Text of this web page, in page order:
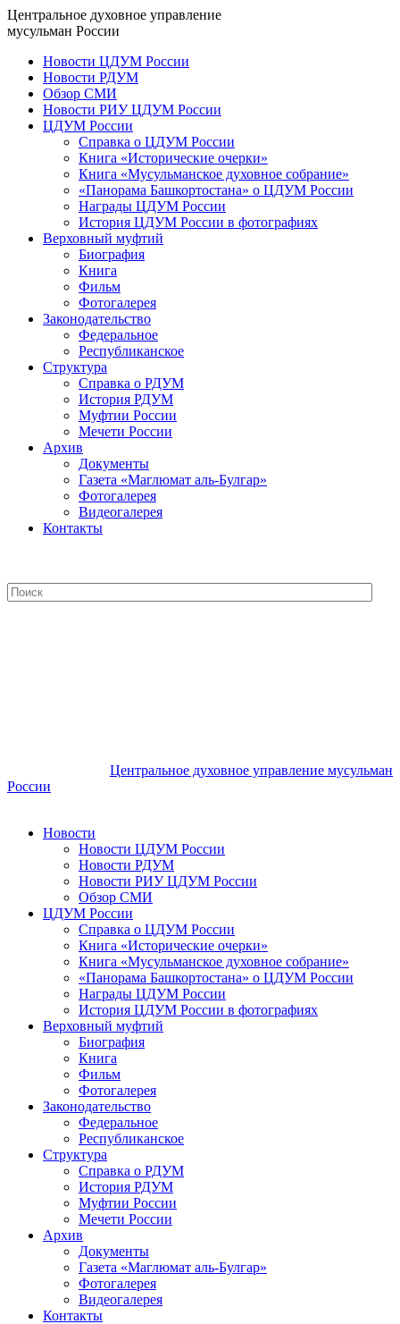
Центральное духовное управление
мусульман России
Новости ЦДУМ России
Новости РДУМ
Обзор СМИ
Новости РИУ ЦДУМ России
ЦДУМ России
Справка о ЦДУМ России
Книга «Исторические очерки»
Книга «Мусульманское духовное собрание»
«Панорама Башкортостана» о ЦДУМ России
Награды ЦДУМ России
История ЦДУМ России в фотографиях
Верховный муфтий
Биография
Книга
Фильм
Фотогалерея
Законодательство
Федеральное
Республиканское
Структура
Справка о РДУМ
История РДУМ
Муфтии России
Мечети России
Архив
Документы
Газета «Маглюмат аль-Булгар»
Фотогалерея
Видеогалерея
Контакты
Центральное духовное управление мусульман
России
Новости
Новости ЦДУМ России
Новости РДУМ
Новости РИУ ЦДУМ России
Обзор СМИ
ЦДУМ России
Справка о ЦДУМ России
Книга «Исторические очерки»
Книга «Мусульманское духовное собрание»
«Панорама Башкортостана» о ЦДУМ России
Награды ЦДУМ России
История ЦДУМ России в фотографиях
Верховный муфтий
Биография
Книга
Фильм
Фотогалерея
Законодательство
Федеральное
Республиканское
Структура
Справка о РДУМ
История РДУМ
Муфтии России
Мечети России
Архив
Документы
Газета «Маглюмат аль-Булгар»
Фотогалерея
Видеогалерея
Контакты